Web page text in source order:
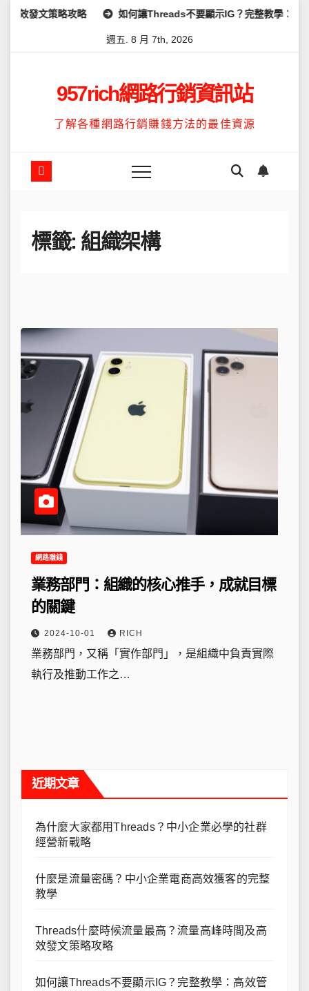
Skip發文策略攻略 如何讓Threads不要顯示IG？完整教學：高效管
週五. 8 月 7th, 2026
957rich網路行銷資訊站
了解各種網路行銷賺錢方法的最佳資源
標籤: 組織架構
網路賺錢
業務部門：組織的核心推手，成就目標
的關鍵
2024-10-01 RICH
業務部門，又稱「實作部門」，是組織中負責實際
執行及推動工作之…
近期文章
為什麼大家都用Threads？中小企業必學的社群
經營新戰略
什麼是流量密碼？中小企業電商高效獲客的完整
教學
Threads什麼時候流量最高？流量高峰時間及高
效發文策略攻略
如何讓Threads不要顯示IG？完整教學：高效管